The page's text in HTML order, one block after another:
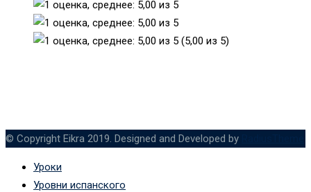
(5,00 из 5)
© Copyright Eikra 2019. Designed and Developed by
Уроки
Уровни испанского